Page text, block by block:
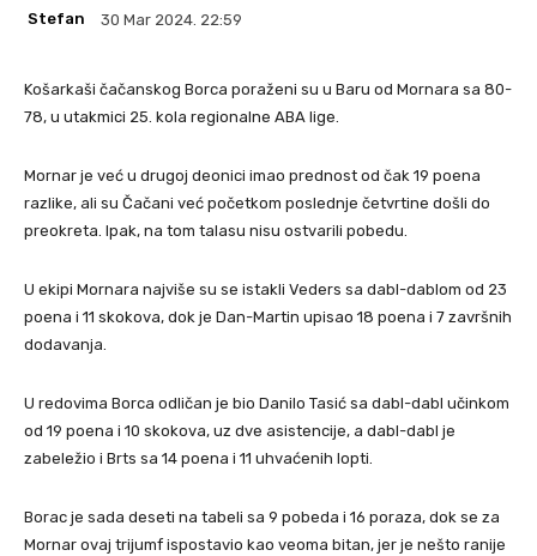
Stefan 30 Mar 2024. 22:59
Košarkaši čačanskog Borca poraženi su u Baru od Mornara sa 80-
78, u utakmici 25. kola regionalne ABA lige.
Mornar je već u drugoj deonici imao prednost od čak 19 poena
razlike, ali su Čačani već početkom poslednje četvrtine došli do
preokreta. Ipak, na tom talasu nisu ostvarili pobedu.
U ekipi Mornara najviše su se istakli Veders sa dabl-dablom od 23
poena i 11 skokova, dok je Dan-Martin upisao 18 poena i 7 završnih
dodavanja.
U redovima Borca odličan je bio Danilo Tasić sa dabl-dabl učinkom
od 19 poena i 10 skokova, uz dve asistencije, a dabl-dabl je
zabeležio i Brts sa 14 poena i 11 uhvaćenih lopti.
Borac je sada deseti na tabeli sa 9 pobeda i 16 poraza, dok se za
Mornar ovaj trijumf ispostavio kao veoma bitan, jer je nešto ranije